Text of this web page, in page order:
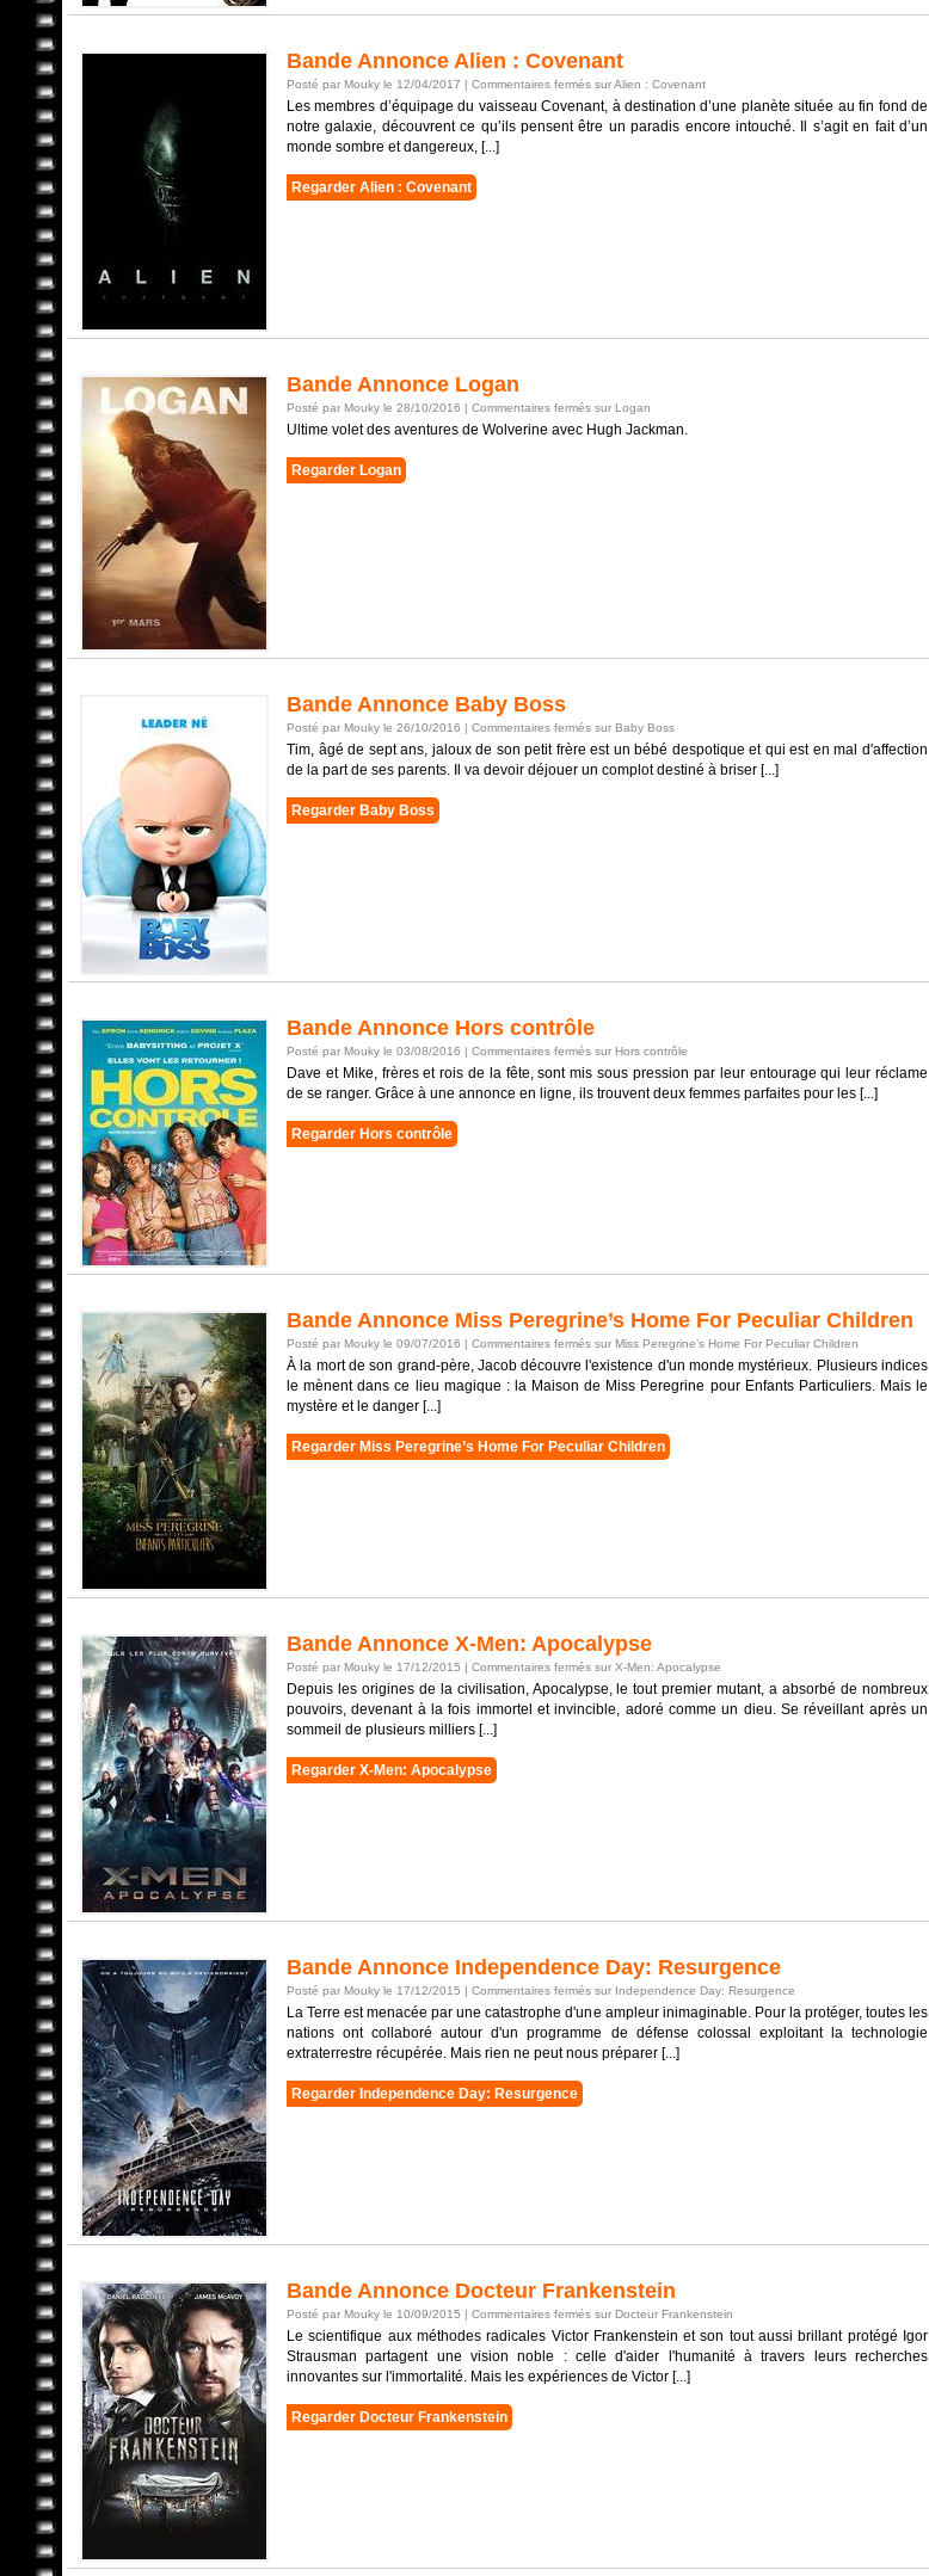
Bande Annonce Alien : Covenant
Posté par Mouky le 12/04/2017 | Commentaires fermés sur Alien : Covenant
Les membres d’équipage du vaisseau Covenant, à destination d’une planète située au fin fond de
notre galaxie, découvrent ce qu’ils pensent être un paradis encore intouché. Il s’agit en fait d’un
monde sombre et dangereux, [...]
Regarder Alien : Covenant
Bande Annonce Logan
Posté par Mouky le 28/10/2016 | Commentaires fermés sur Logan
Ultime volet des aventures de Wolverine avec Hugh Jackman.
Regarder Logan
Bande Annonce Baby Boss
Posté par Mouky le 26/10/2016 | Commentaires fermés sur Baby Boss
Tim, âgé de sept ans, jaloux de son petit frère est un bébé despotique et qui est en mal d'affection
de la part de ses parents. Il va devoir déjouer un complot destiné à briser [...]
Regarder Baby Boss
Bande Annonce Hors contrôle
Posté par Mouky le 03/08/2016 | Commentaires fermés sur Hors contrôle
Dave et Mike, frères et rois de la fête, sont mis sous pression par leur entourage qui leur réclame
de se ranger. Grâce à une annonce en ligne, ils trouvent deux femmes parfaites pour les [...]
Regarder Hors contrôle
Bande Annonce Miss Peregrine’s Home For Peculiar Children
Posté par Mouky le 09/07/2016 | Commentaires fermés sur Miss Peregrine’s Home For Peculiar Children
À la mort de son grand-père, Jacob découvre l'existence d'un monde mystérieux. Plusieurs indices
le mènent dans ce lieu magique : la Maison de Miss Peregrine pour Enfants Particuliers. Mais le
mystère et le danger [...]
Regarder Miss Peregrine’s Home For Peculiar Children
Bande Annonce X-Men: Apocalypse
Posté par Mouky le 17/12/2015 | Commentaires fermés sur X-Men: Apocalypse
Depuis les origines de la civilisation, Apocalypse, le tout premier mutant, a absorbé de nombreux
pouvoirs, devenant à la fois immortel et invincible, adoré comme un dieu. Se réveillant après un
sommeil de plusieurs milliers [...]
Regarder X-Men: Apocalypse
Bande Annonce Independence Day: Resurgence
Posté par Mouky le 17/12/2015 | Commentaires fermés sur Independence Day: Resurgence
La Terre est menacée par une catastrophe d'une ampleur inimaginable. Pour la protéger, toutes les
nations ont collaboré autour d'un programme de défense colossal exploitant la technologie
extraterrestre récupérée. Mais rien ne peut nous préparer [...]
Regarder Independence Day: Resurgence
Bande Annonce Docteur Frankenstein
Posté par Mouky le 10/09/2015 | Commentaires fermés sur Docteur Frankenstein
Le scientifique aux méthodes radicales Victor Frankenstein et son tout aussi brillant protégé Igor
Strausman partagent une vision noble : celle d'aider l'humanité à travers leurs recherches
innovantes sur l'immortalité. Mais les expériences de Victor [...]
Regarder Docteur Frankenstein